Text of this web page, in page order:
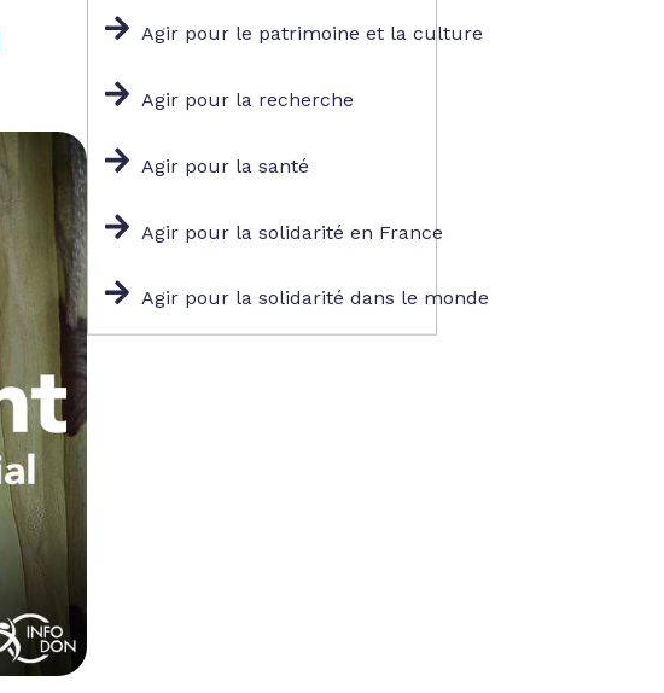
Agir pour le patrimoine et la culture
Agir pour la recherche
Agir pour la santé
Agir pour la solidarité en France
Agir pour la solidarité dans le monde